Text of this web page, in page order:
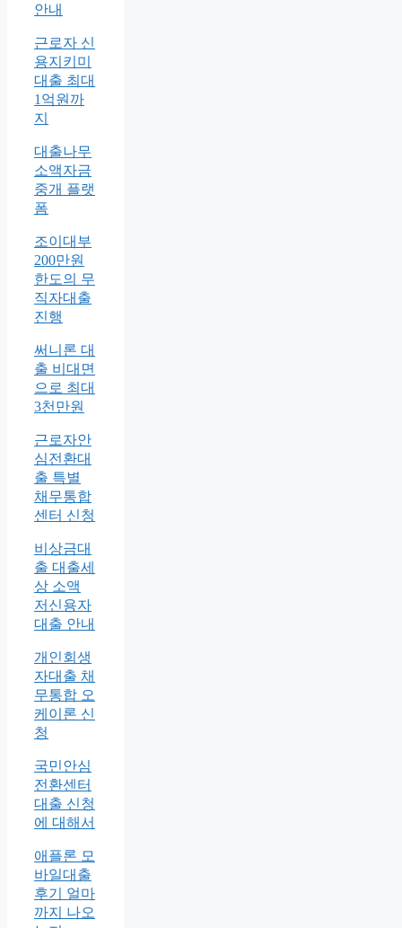
안내
근로자 신
용지키미
대출 최대
1억원까
지
대출나무
소액자금
중개 플랫
폼
조이대부
200만원
한도의 무
직자대출
진행
써니론 대
출 비대면
으로 최대
3천만원
근로자안
심전환대
출 특별
채무통합
센터 신청
비상금대
출 대출세
상 소액
저신용자
대출 안내
개인회생
자대출 채
무통합 오
케이론 신
청
국민안심
전환센터
대출 신청
에 대해서
애플론 모
바일대출
후기 얼마
까지 나오